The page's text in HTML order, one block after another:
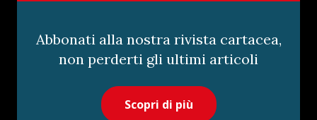
Abbonati alla nostra rivista cartacea,
non perderti gli ultimi articoli
Scopri di più